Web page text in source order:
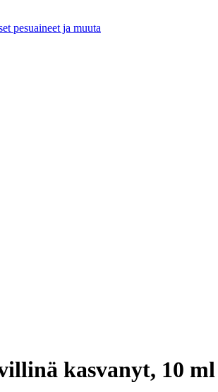
pesuaineet ja muuta
kasvanyt, 10 ml